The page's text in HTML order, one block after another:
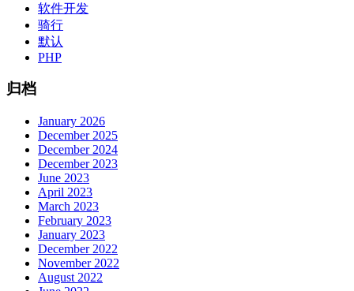
软件开发
骑行
默认
PHP
归档
January 2026
December 2025
December 2024
December 2023
June 2023
April 2023
March 2023
February 2023
January 2023
December 2022
November 2022
August 2022